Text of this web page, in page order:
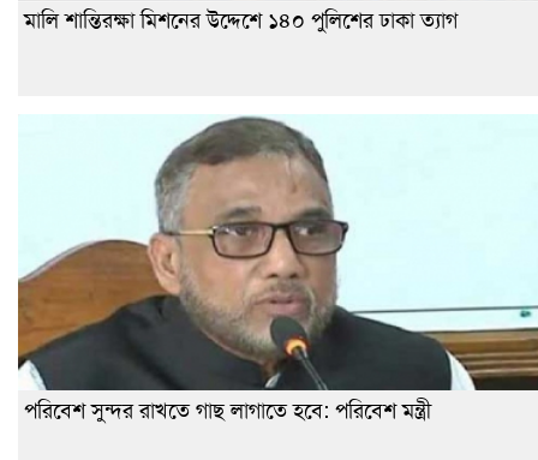
মালি শান্তিরক্ষা মিশনের উদ্দেশে ১৪০ পুলিশের ঢাকা ত্যাগ
পরিবেশ সুন্দর রাখতে গাছ লাগাতে হবে: পরিবেশ মন্ত্রী